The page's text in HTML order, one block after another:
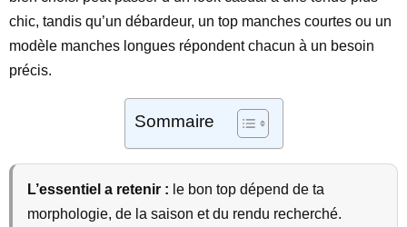
chic, tandis qu’un débardeur, un top manches courtes ou un
modèle manches longues répondent chacun à un besoin
précis.
Sommaire
L’essentiel a retenir : le bon top dépend de ta
morphologie, de la saison et du rendu recherché.